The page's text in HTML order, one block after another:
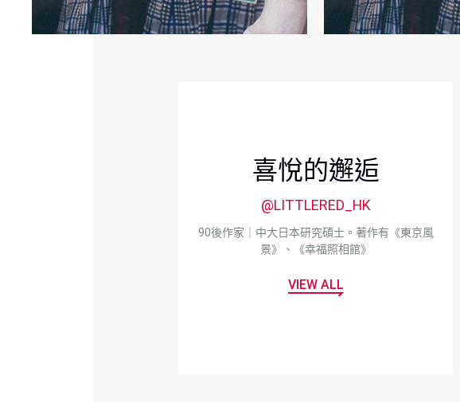
喜悅的邂逅
@LITTLERED_HK
90後作家｜中大日本研究碩士。著作有《東京風
景》、《幸福照相館》
VIEW ALL